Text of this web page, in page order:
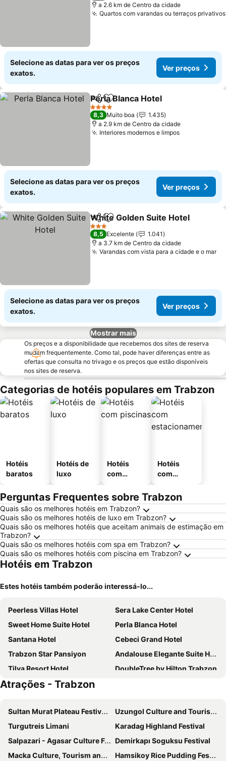
a 2.6 km de Centro da cidade
Quartos com varandas ou terraços privativos
Selecione as datas para ver os preços
exatos.
Ver preços
PartilharAdicionar aos favoritos
Perla Blanca Hotel
4 Estrelas
8,3 Muito boa
1.435
a 2.9 km de Centro da cidade
Interiores modernos e limpos
Selecione as datas para ver os preços
exatos.
Ver preços
PartilharAdicionar aos favoritos
White Golden Suite Hotel
3 Estrelas
8,5 Excelente
1.041
a 3.7 km de Centro da cidade
Varandas com vista para a cidade e o mar
Selecione as datas para ver os preços
exatos.
Ver preços
Mostrar mais
Os preços e a disponibilidade que recebemos dos sites de reserva
mudam frequentemente. Como tal, pode haver diferenças entre as
ofertas que consulta no trivago e os preços que estão disponíveis
nos sites de reserva.
Categorias de hotéis populares em Trabzon
Hotéis
baratos
Hotéis de
luxo
Hotéis
com
Hotéis
com
mento
Perguntas Frequentes sobre Trabzon
Quais são os melhores hotéis em Trabzon?
Quais são os melhores hotéis de luxo em Trabzon?
Quais são os melhores hotéis que aceitam animais de estimação em
Trabzon?
Quais são os melhores hotéis com spa em Trabzon?
Quais são os melhores hotéis com piscina em Trabzon?
Hotéis em Trabzon
Estes hotéis também poderão interessá-lo...
Peerless Villas Hotel
Sera Lake Center Hotel
Sweet Home Suite Hotel
Perla Blanca Hotel
Santana Hotel
Cebeci Grand Hotel
Trabzon Star Pansiyon
Andalouse Elegante Suite Hotel
Tilya Resort Hotel
DoubleTree by Hilton Trabzon
Tahir Aga Konagi Hotel
Pointbreak Otel
Aksular Hotel
Mövenpick Hotel Trabzon
Karayel
Life Point Hotel
TS Park Hotel
Ramada by Wyndham Vakfikebir
Green Palace Suite Hotel
Atrações - Trabzon
Sultan Murat Plateau Festivals
Uzungol Culture and Tourism Festival
Turgutreis Limani
Karadag Highland Festival
Salpazari - Agasar Culture Festival
Demirkapı Soguksu Festival
Macka Culture, Tourism and Art Festival
Hamsikoy Rice Pudding Festival